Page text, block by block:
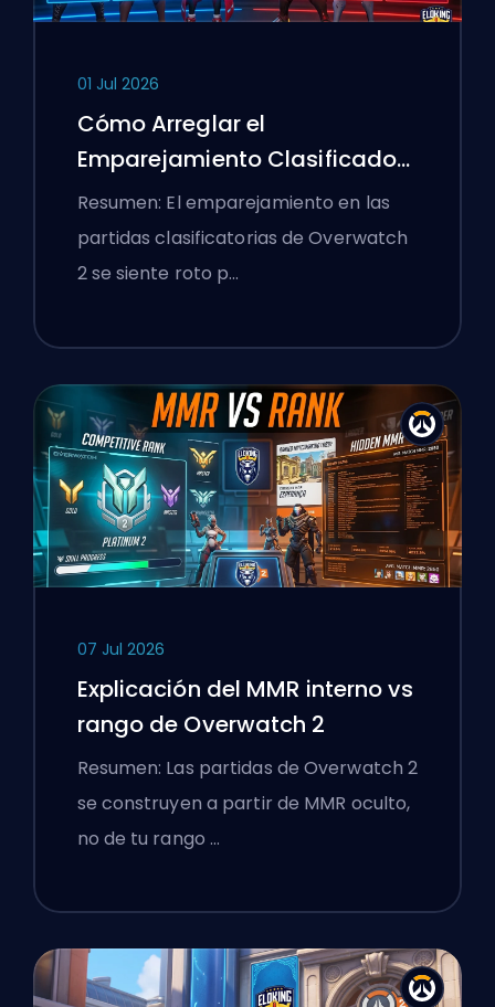
01 Jul 2026
Cómo Arreglar el
Emparejamiento Clasificado
de Overwatch 2 y los Lobbies
Aplastantes
Resumen: El emparejamiento en las
partidas clasificatorias de Overwatch
2 se siente roto p…
07 Jul 2026
Explicación del MMR interno vs
rango de Overwatch 2
Resumen: Las partidas de Overwatch 2
se construyen a partir de MMR oculto,
no de tu rango …